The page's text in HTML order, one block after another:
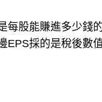
每股能賺進多少錢
EPS採的是稅後數